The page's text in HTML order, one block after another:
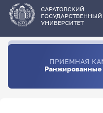
основному
содержанию
САРАТОВСКИЙ
ГОСУДАРСТВЕННЫЙ
УНИВЕРСИТЕТ
ПРИЕМНАЯ
Ранжированные